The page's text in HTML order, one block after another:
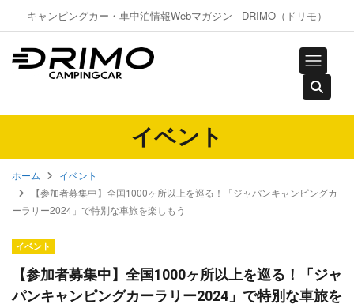
キャンピングカー・車中泊情報Webマガジン - DRIMO（ドリモ）
イベント
ホーム
イベント
【参加者募集中】全国1000ヶ所以上を巡る！「ジャパンキャンピングカ
ーラリー2024」で特別な車旅を楽しもう
イベント
【参加者募集中】全国1000ヶ所以上を巡る！「ジャ
パンキャンピングカーラリー2024」で特別な車旅を